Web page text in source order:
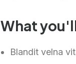
What
Blandit velna